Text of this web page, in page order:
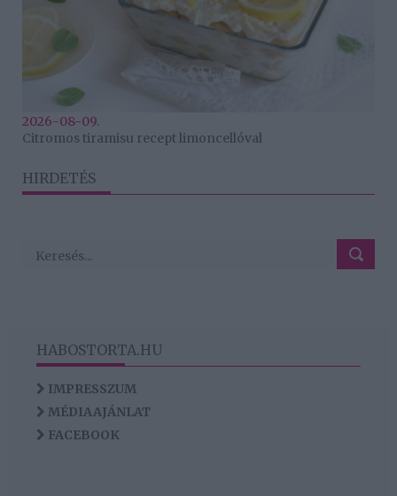
2026-08-09.
Citromos tiramisu recept limoncellóval
HIRDETÉS
HABOSTORTA.HU
IMPRESSZUM
MÉDIAAJÁNLAT
FACEBOOK